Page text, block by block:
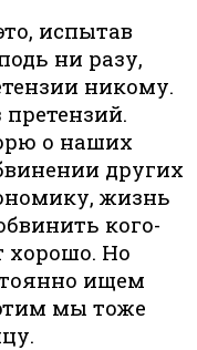
испытав
ни разу,
никому.
о наших
других
жизнь
кого-
хорошо. Но
ищем
мы тоже